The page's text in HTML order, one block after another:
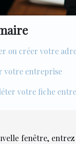
ou créer votre
votre entreprise
votre fiche
fenêtre,